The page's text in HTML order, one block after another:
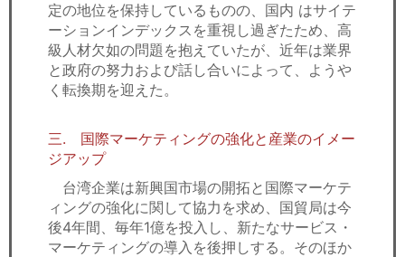
定の地位を保持しているものの、国内 はサイテ
ーションインデックスを重視し過ぎたため、高
級人材欠如の問題を抱えていたが、近年は業界
と政府の努力および話し合いによって、ようや
く転換期を迎えた。
三. 国際マーケティングの強化と産業のイメー
ジアップ
台湾企業は新興国市場の開拓と国際マーケテ
ィングの強化に関して協力を求め、国貿局は今
後4年間、毎年1億を投入し、新たなサービス・
マーケティングの導入を後押しする。そのほか